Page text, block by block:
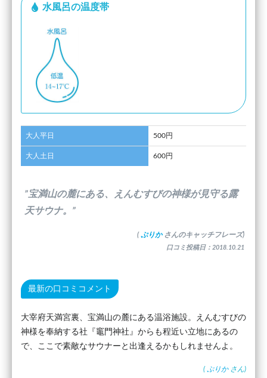
水風呂の温度帯
大人平日 500円
大人土日 600円
”宝満山の麓にある、えんむすびの神様が見守る露
天サウナ。”
( ぷりか さんのキャッチフレーズ)
口コミ投稿日：2018.10.21
最新の口コミコメント
大宰府天満宮裏、宝満山の麓にある温浴施設。えんむすびの
神様を奉納する社『竈門神社』からも程近い立地にあるの
で、ここで素敵なサウナーと出逢えるかもしれませんよ。
( ぷりか さん)